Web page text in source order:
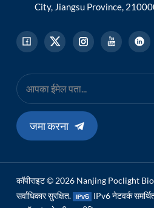
City, Jiangsu Province,
जमा करना
कॉपीराइट © 2026 Nanjing Poclight
सर्वाधिकार सुरक्षित.
IPv6 नेटवर्क